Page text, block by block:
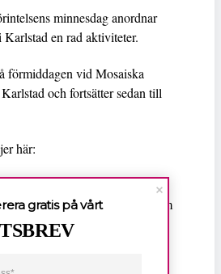
minnesdag anordnar
en rad aktiviteter.
förmiddagen vid Mosaiska
och fortsätter sedan till
här:
Karlstad
upp namnen på kvinnorna som
museum
De är här med Karolina
gratis på vårt